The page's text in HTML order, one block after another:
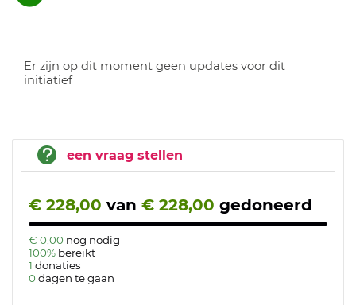
Er zijn op dit moment geen updates voor dit
initiatief
een vraag stellen
€ 228,00 van € 228,00 gedoneerd
€ 0,00 nog nodig
100% bereikt
1 donaties
0 dagen te gaan